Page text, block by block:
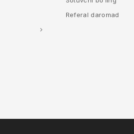
Referal daromad